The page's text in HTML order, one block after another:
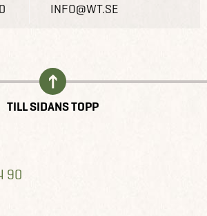
INFO@WT.SE
TILL SIDANS TOPP
90